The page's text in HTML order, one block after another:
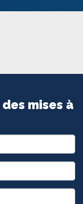
mises à